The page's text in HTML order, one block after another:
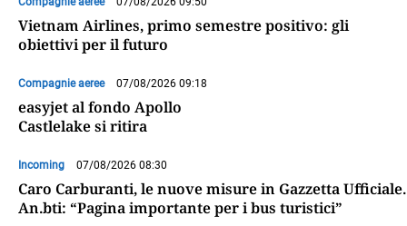
Vietnam Airlines, primo semestre positivo: gli
obiettivi per il futuro
Compagnie aeree 07/08/2026 09:18
easyjet al fondo Apollo
Castlelake si ritira
Incoming 07/08/2026 08:30
Caro Carburanti, le nuove misure in Gazzetta Ufficiale.
An.bti: “Pagina importante per i bus turistici”